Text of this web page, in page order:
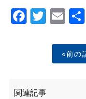
«前の
関連記事